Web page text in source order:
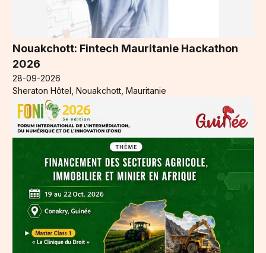
Nouakchott: Fintech Mauritanie Hackathon
2026
28-09-2026
Sheraton Hôtel, Nouakchott, Mauritanie